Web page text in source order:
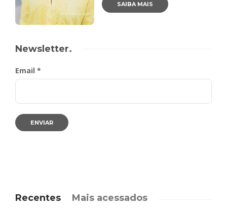
SAIBA MAIS
Newsletter.
Email *
Recentes Mais acessados